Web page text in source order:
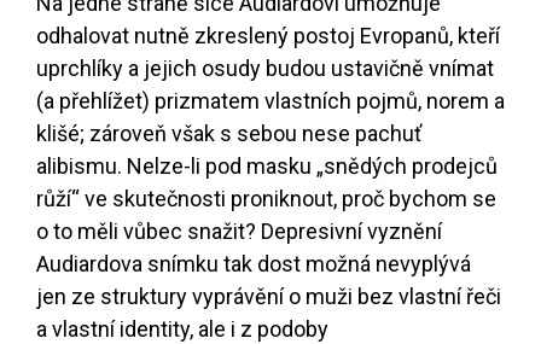
odhalovat nutně zkreslený postoj Evropanů, kteří
uprchlíky a jejich osudy budou ustavičně vnímat
(a přehlížet) prizmatem vlastních pojmů, norem a
klišé; zároveň však s sebou nese pachuť
alibismu. Nelze-li pod masku „snědých prodejců
růží“ ve skutečnosti proniknout, proč bychom se
o to měli vůbec snažit? Depresivní vyznění
Audiardova snímku tak dost možná nevyplývá
jen ze struktury vyprávění o muži bez vlastní řeči
a vlastní identity, ale i z podoby